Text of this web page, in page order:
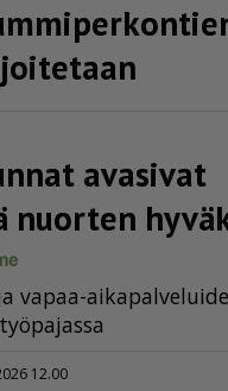
avasivat
nuorten
va­paa-
12.00